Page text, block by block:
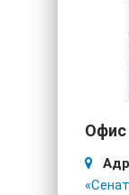
Офис